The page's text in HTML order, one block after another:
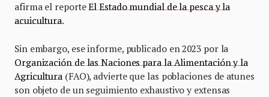
afirma el reporteEl Estado mundial de la pesca y la
acuicultura.
Sin embargo, ese informe, publicado en 2023 por la
Organización de las Naciones para la Alimentación y la
Agricultura(FAO), advierte que las poblaciones de atunes
son objeto de un seguimiento exhaustivo y extensas